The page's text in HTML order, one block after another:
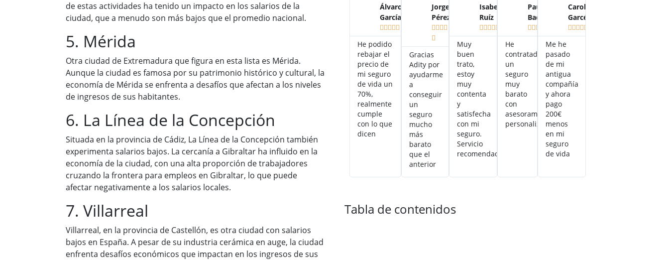
de estas actividades ha tenido un impacto en los salarios de la
ciudad, que a menudo son más bajos que el promedio nacional.
5. Mérida
Otra ciudad de Extremadura que figura en esta lista es Mérida.
Aunque la ciudad es famosa por su patrimonio histórico y cultural, la
economía de Mérida se enfrenta a desafíos que afectan a los niveles
de ingresos de sus habitantes.
6. La Línea de la Concepción
Situada en la provincia de Cádiz, La Línea de la Concepción también
experimenta salarios bajos. La cercanía a Gibraltar ha influido en la
economía de la ciudad, con una alta proporción de trabajadores
cruzando la frontera para empleos en Gibraltar, lo que puede
afectar negativamente a los salarios locales.
7. Villarreal
Villarreal, en la provincia de Castellón, es otra ciudad con salarios
bajos en España. A pesar de su industria cerámica en auge, la ciudad
enfrenta desafíos económicos que impactan en los ingresos de sus
Álvaro
García
    
He podido
rebajar el
precio de
mi seguro
de vida un
70%,
realmente
cumple
con lo que
dicen
Jorge
Pérez
   

Gracias
Adity por
ayudarme
a
conseguir
un
seguro
mucho
más
barato
que el
anterior
Isabel
Ruíz
    
Muy
buen
trato,
estoy
muy
contenta
y
satisfecha
con mi
seguro.
Servicio
recomendado
Paula
Badilla
  
He
contratado
un
seguro
muy
barato
con
asesoramiento
personalizado
Carolina
Garcés
    
Me he
pasado
de mi
antigua
compañía
y ahora
pago
200€
menos
en mi
seguro
de vida
Tabla de contenidos